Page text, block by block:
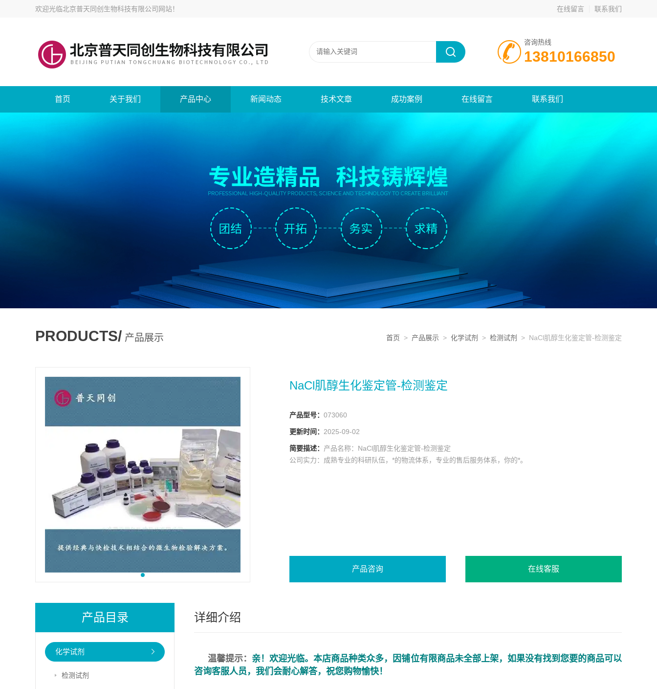
欢迎光临北京普天同创生物科技有限公司网站！ 在线留言 联系我们
咨询热线
13810166850
首页 关于我们 产品中心 新闻动态 技术文章 成功案例 在线留言 联系我们
PRODUCTS/ 产品展示 首页 > 产品展示 > 化学试剂 > 检测试剂 > NaCl肌醇生化鉴定管-检测鉴定
NaCl肌醇生化鉴定管-检测鉴定
产品型号： 073060
更新时间： 2025-09-02
简要描述： 产品名称：NaCl肌醇生化鉴定管-检测鉴定
公司实力：成熟专业的科研队伍，*的物流体系，专业的售后服务体系，你的*。
产品咨询 在线客服
产品目录
化学试剂
检测试剂
详细介绍
温馨提示： 亲！欢迎光临。本店商品种类众多，因铺位有限商品未全部上架，如果没有找到您要的商品可以
咨询客服人员，我们会耐心解答，祝您购物愉快！